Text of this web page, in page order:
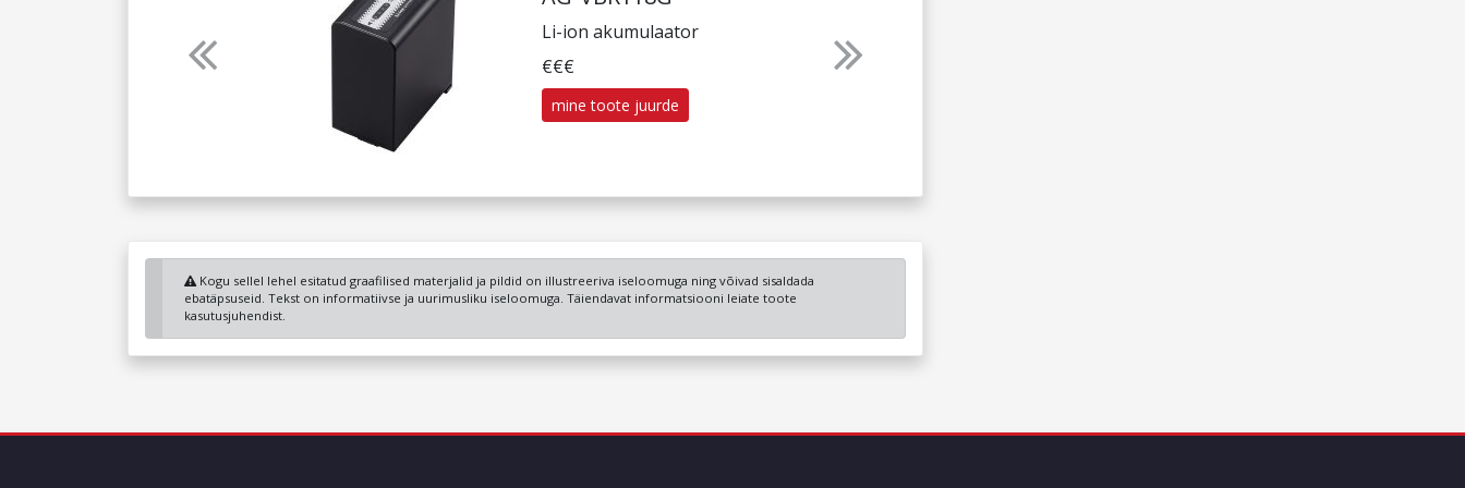
Li-ion akumulaator
€€€
mine toote juurde
Previous Next
Kogu sellel lehel esitatud graafilised materjalid ja pildid on illustreeriva iseloomuga ning võivad sisaldada
ebatäpsuseid. Tekst on informatiivse ja uurimusliku iseloomuga. Täiendavat informatsiooni leiate toote
kasutusjuhendist.